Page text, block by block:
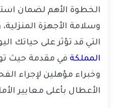
الخطوة الأهم لضمان
وسلامة الأجهزة
التي قد تؤثر على حياتك
المملكة في مقدمة حيث
وخبراء مؤهلين لإجراء
الأعطال بأعلى معايير